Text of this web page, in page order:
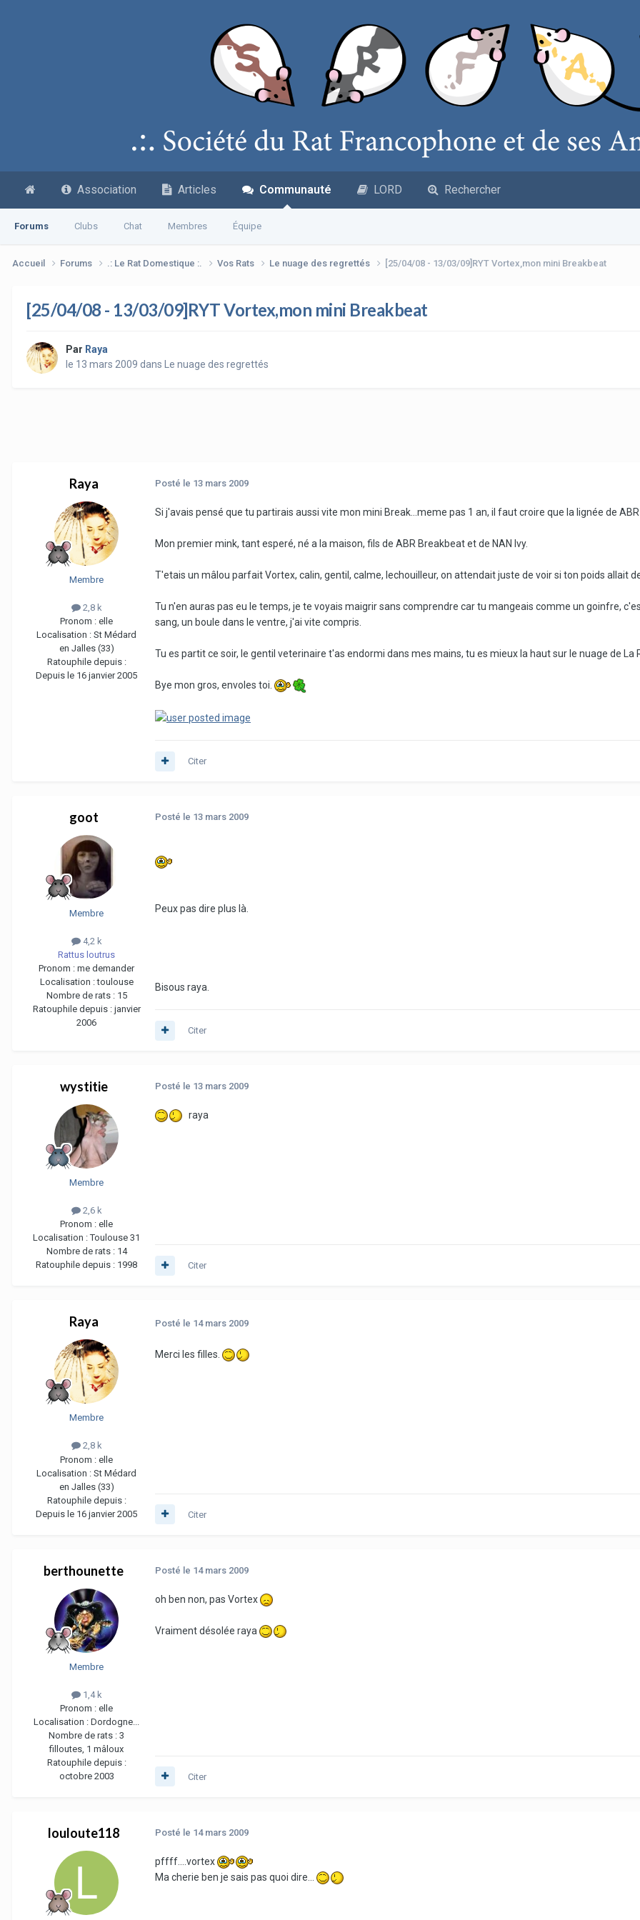
Association Articles Communauté
Forums Clubs Chat Membres Équipe
LORD Rechercher
Accueil Forums .: Le Rat Domestique :. Vos Rats Le nuage des regrettés [25/04/08 - 13/03/09]RYT Vortex,mon mini Breakbeat
[25/04/08 - 13/03/09]RYT Vortex,mon mini Breakbeat
Par Raya
le 13 mars 2009 dans Le nuage des regrettés
Raya
Membre
2,8 k
Pronom : elle
Localisation : St Médard
en Jalles (33)
Ratouphile depuis :
Depuis le 16 janvier 2005
Posté le 13 mars 2009
Si j'avais pensé que tu partirais aussi vite mon mini Break...meme pas 1 an, il faut croire que la lignée de
Mon premier mink, tant esperé, né a la maison, fils de ABR Breakbeat et de NAN Ivy.
T'etais un mâlou parfait Vortex, calin, gentil, calme, lechouilleur, on attendait juste de voir si ton poids allait
Tu n'en auras pas eu le temps, je te voyais maigrir sans comprendre car tu mangeais comme un goinfre,
sang, un boule dans le ventre, j'ai vite compris.
Tu es partit ce soir, le gentil veterinaire t'as endormi dans mes mains, tu es mieux la haut sur le nuage de La
Bye mon gros, envoles toi.
Citer
goot
Membre
4,2 k
Rattus loutrus
Pronom : me demander
Localisation :toulouse
Nombre de rats : 15
Ratouphile depuis : janvier
2006
Posté le 13 mars 2009
Peux pas dire plus là.
Bisous raya.
Citer
wystitie
Membre
2,6 k
Pronom : elle
Localisation :Toulouse 31
Nombre de rats : 14
Ratouphile depuis : 1998
Posté le 13 mars 2009
raya
Citer
Raya
Membre
2,8 k
Pronom : elle
Localisation : St Médard
en Jalles (33)
Ratouphile depuis :
Depuis le 16 janvier 2005
Posté le 14 mars 2009
Merci les filles.
Citer
berthounette
Membre
1,4 k
Pronom : elle
Localisation : Dordogne...
Nombre de rats : 3
filloutes, 1 mâloux
Ratouphile depuis :
octobre 2003
Posté le 14 mars 2009
oh ben non, pas Vortex
Vraiment désolée raya
Citer
louloute118 Posté le 14 mars 2009
pffff....vortex
Ma cherie ben je sais pas quoi dire...